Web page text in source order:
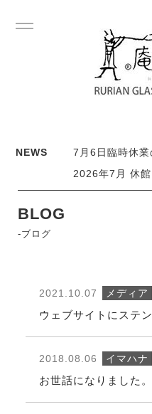
NEWS
7月6日臨時休業
2026年7月 休
BLOG
-ブログ
2021.10.07 メディア
ウェブサイトにステ
2018.08.06 イマハナ
お世話になりました。